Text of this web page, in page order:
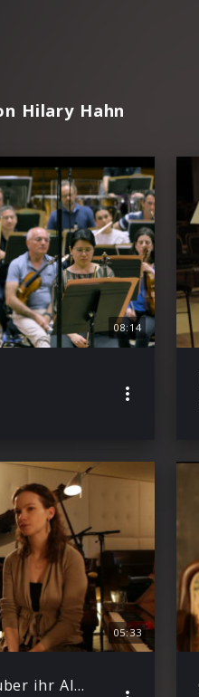
Hilary Hahn
08:14
05:33
Hahn und Hauschka über ihr Album SILFRA